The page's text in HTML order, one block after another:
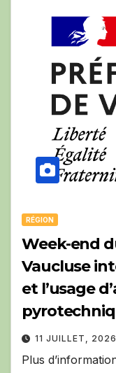
RÉGION
Week-end
Vaucluse
et l’usage
11 JUILLET, 2026
Plus